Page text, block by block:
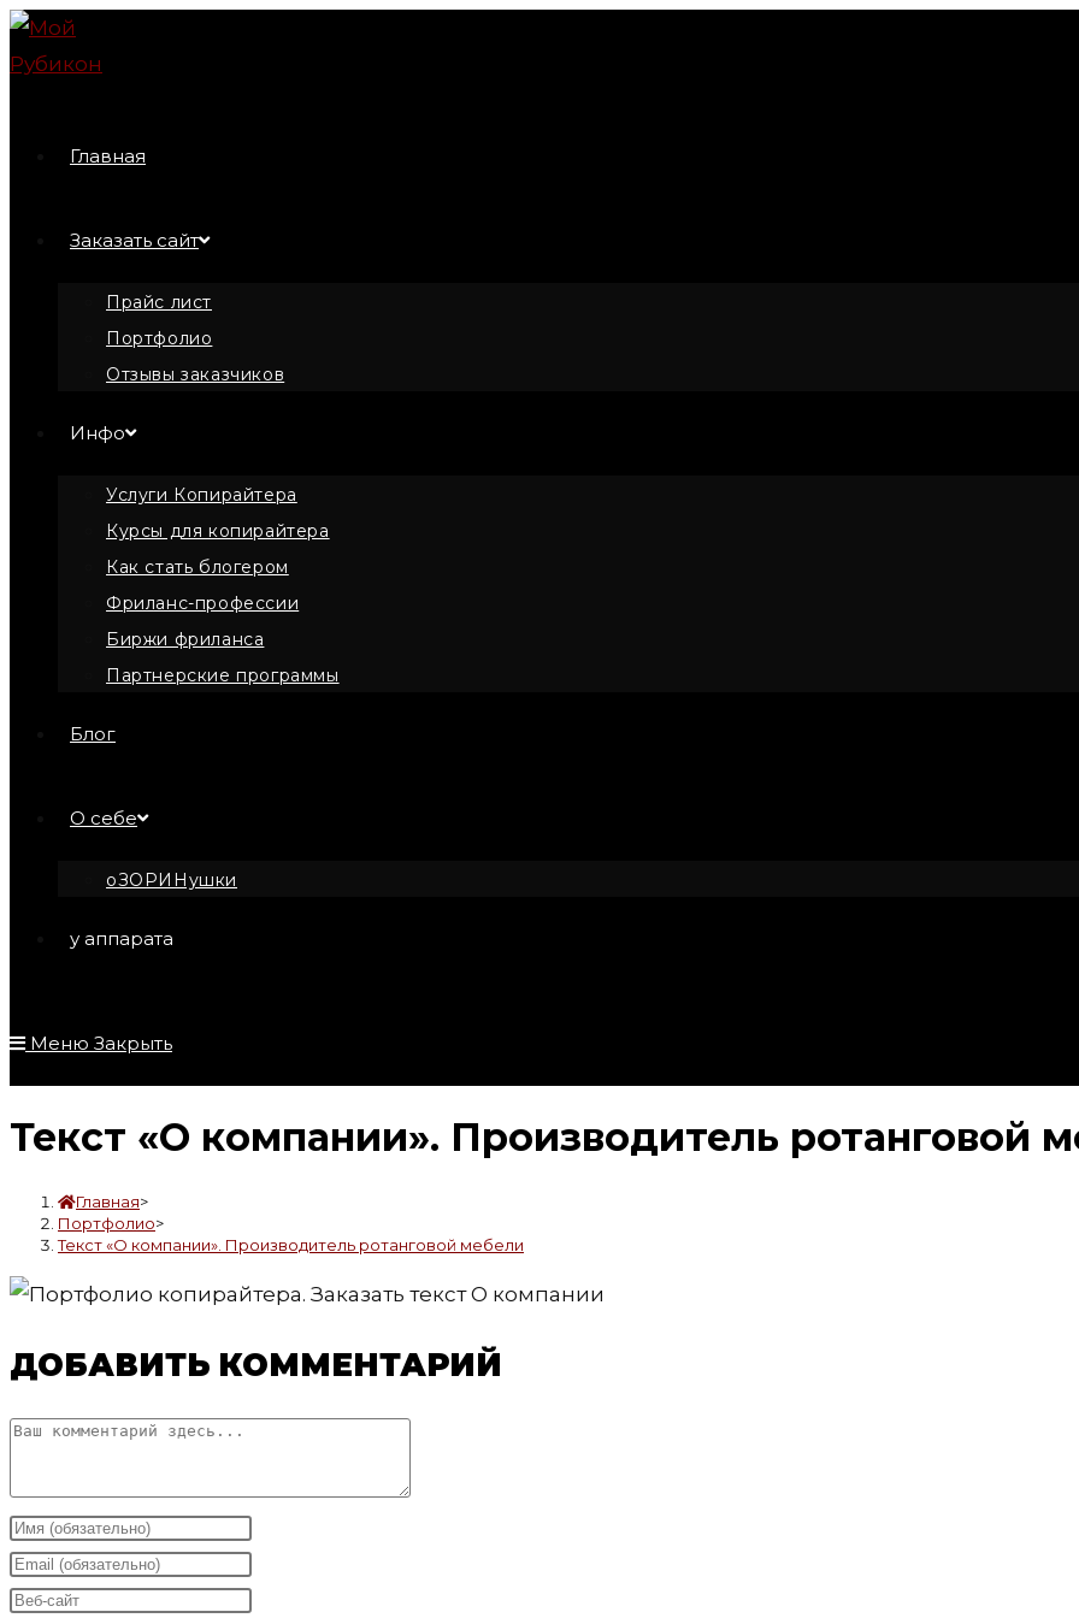
Перейти
к
Главная
Заказать сайт
Прайс лист
Портфолио
Отзывы заказчиков
Инфо
Услуги Копирайтера
Курсы для копирайтера
Как стать блогером
Фриланс-профессии
Биржи фриланса
Партнерские программы
Блог
О себе
оЗОРИНушки
у аппарата
Меню Закрыть
Текст «О компании». Производитель ротанговой
Главная>
Портфолио>
Текст «О компании». Производитель ротанговой мебели
ДОБАВИТЬ КОММЕНТАРИЙ
Комментарий
Введите
свое
имя
Введите
свой
Введите